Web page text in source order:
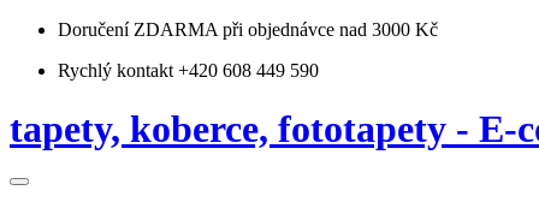
Doručení ZDARMA při objednávce nad 3000 Kč
Rychlý kontakt +420 608 449 590
tapety, koberce, fototapety - E-